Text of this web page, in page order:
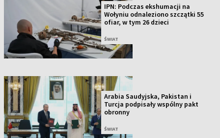
IPN: Podczas ekshumacji na
Wołyniu odnaleziono szczątki 55
ofiar, w tym 26 dzieci
ŚWIAT
Arabia Saudyjska, Pakistan i
Turcja podpisały wspólny pakt
obronny
ŚWIAT